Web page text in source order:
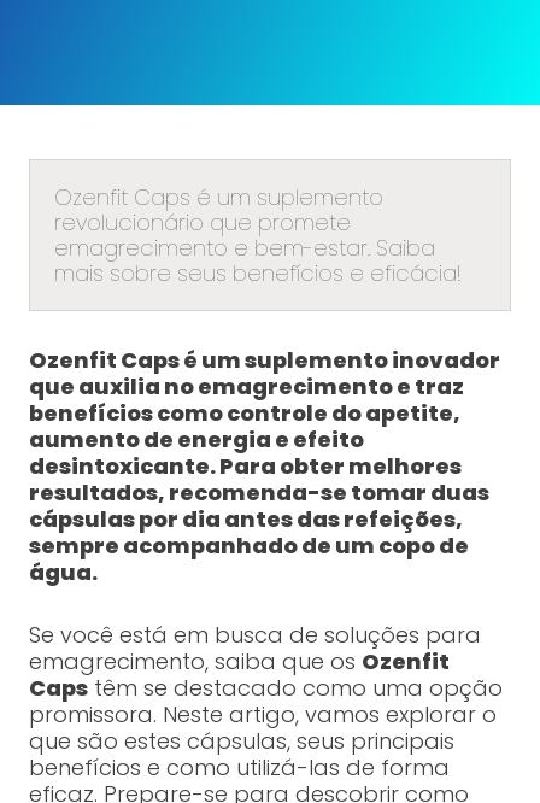
Ozenfit Caps é um suplemento
revolucionário que promete
emagrecimento e bem-estar. Saiba
mais sobre seus benefícios e eficácia!
Ozenfit Caps é um suplemento inovador
que auxilia no emagrecimento e traz
benefícios como controle do apetite,
aumento de energia e efeito
desintoxicante. Para obter melhores
resultados, recomenda-se tomar duas
cápsulas por dia antes das refeições,
sempre acompanhado de um copo de
água.
Se você está em busca de soluções para
emagrecimento, saiba que os Ozenfit
Capstêm se destacado como uma opção
promissora. Neste artigo, vamos explorar o
que são estes cápsulas, seus principais
benefícios e como utilizá-las de forma
eficaz. Prepare-se para descobrir como